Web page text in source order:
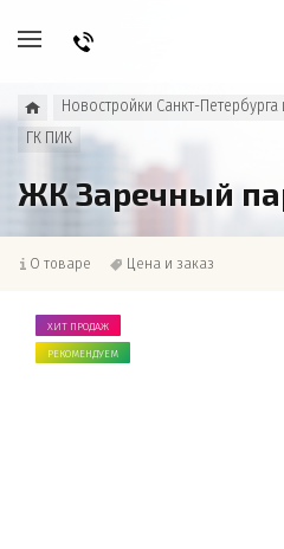
Новостройки Санкт-
ГК ПИК
ЖК Заречный
О товаре Цена и заказ
ХИТ ПРОДАЖ
РЕКОМЕНДУЕМ